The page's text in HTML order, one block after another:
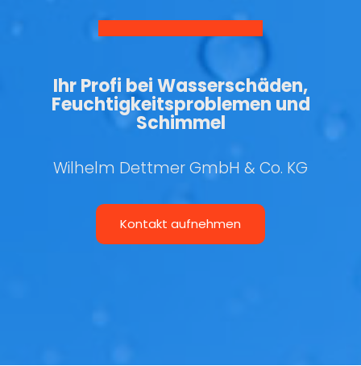
Ihr Profi bei Wasserschäden,
Feuchtigkeitsproblemen und
Schimmel
Wilhelm Dettmer GmbH & Co. KG
Kontakt aufnehmen